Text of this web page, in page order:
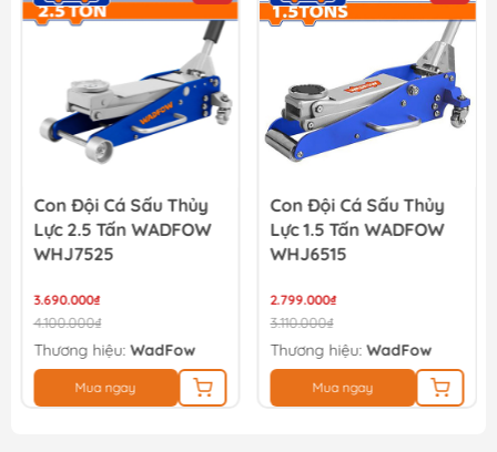
Con Đội Cá Sấu Thủy
Lực 2.5 Tấn WADFOW
WHJ7525
3.690.000₫
4.100.000₫
Thương hiệu: WadFow
Mua ngay
Con Đội Cá Sấu Thủy
Lực 1.5 Tấn WADFOW
WHJ6515
2.799.000₫
3.110.000₫
Thương hiệu:WadFow
Mua ngay